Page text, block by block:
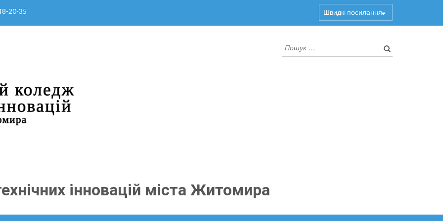
20-35 Швидкі посилання
інновацій міста Житомира
Пошук: